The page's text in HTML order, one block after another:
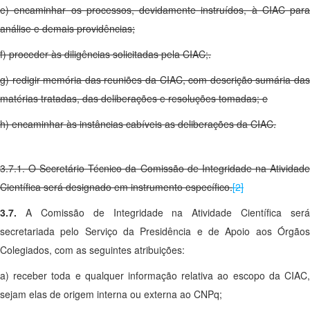
e) encaminhar os processos, devidamente instruídos, à CIAC para
análise e demais providências;
f) proceder às diligências solicitadas pela CIAC;.
g) redigir memória das reuniões da CIAC, com descrição sumária das
matérias tratadas, das deliberações e resoluções tomadas; e
h) encaminhar às instâncias cabíveis as deliberações da CIAC.
3.7.1. O Secretário Técnico da Comissão de Integridade na Atividade
Científica será designado em instrumento específico.[2]
3.7. A Comissão de Integridade na Atividade Científica será
secretariada pelo Serviço da Presidência e de Apoio aos Órgãos
Colegiados, com as seguintes atribuições:
a) receber toda e qualquer informação relativa ao escopo da CIAC,
sejam elas de origem interna ou externa ao CNPq;